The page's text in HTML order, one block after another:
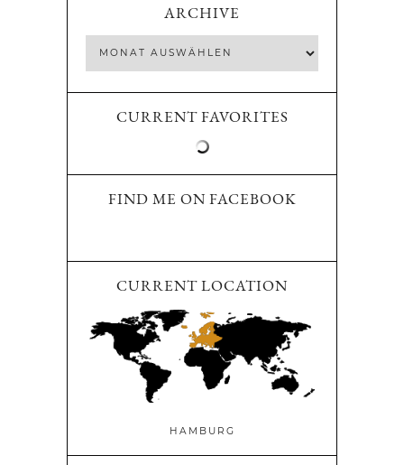
ARCHIVE
CURRENT FAVORITES
FIND ME ON FACEBOOK
CURRENT LOCATION
HAMBURG